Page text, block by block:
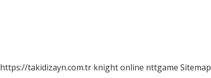
https://takidizayn.com.tr knight online nttgame Sitemap